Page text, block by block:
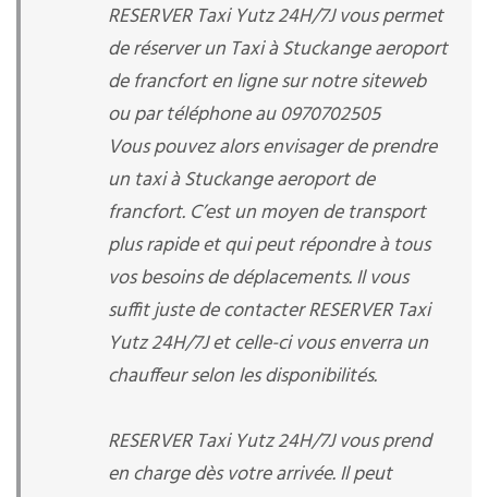
RESERVER Taxi Yutz 24H/7J vous permet
de réserver un Taxi à Stuckange aeroport
de francfort en ligne sur notre siteweb
ou par téléphone au 0970702505
Vous pouvez alors envisager de prendre
un taxi à Stuckange aeroport de
francfort. C’est un moyen de transport
plus rapide et qui peut répondre à tous
vos besoins de déplacements. Il vous
suffit juste de contacter RESERVER Taxi
Yutz 24H/7J et celle-ci vous enverra un
chauffeur selon les disponibilités.
RESERVER Taxi Yutz 24H/7J vous prend
en charge dès votre arrivée. Il peut